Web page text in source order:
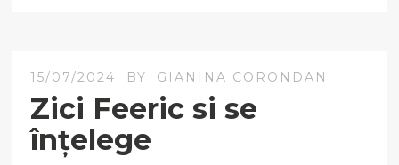
15/07/2024 BY GIANINA CORONDAN
Zici Feeric si se
înțelege